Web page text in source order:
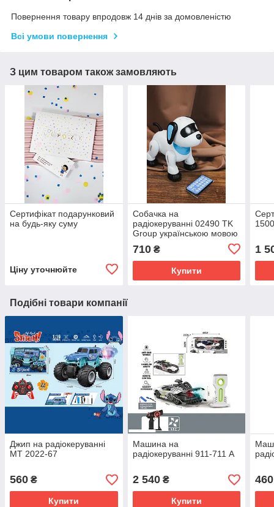
Повернення товару впродовж 14 днів за домовленістю
Всі умови повернення
З цим товаром також замовляють
Сертифікат подарунковий
на будь-яку суму
Ціну уточнюйте
Собачка на
радіокеруванні 02490 TK
Group українською мовою
710₴
Купити
1
Подібні товари компанії
Джип на радіокеруванні
MT 2022-67
560 ₴
Купити
Машина на
радіокеруванні 911-711 A
2 540₴
Купити
460